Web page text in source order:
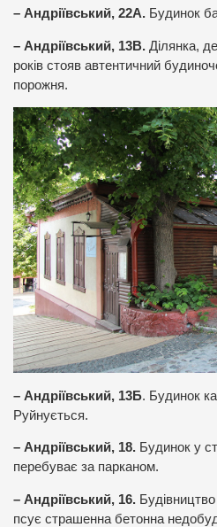
– Андріївський, 22А. Будинок
– Андріївський, 13В. Ділянка,
років стояв автентичний
порожня.
– Андріївський, 13Б. Будинок
Руйнується.
– Андріївський, 18. Будинок у
перебуває за парканом.
– Андріївський, 16.
псує страшенна бетонна